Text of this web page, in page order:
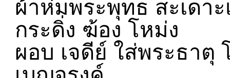
ผ้าห่มพระพุทธ สะเดา
กระดิ่ง ฆ้อง โหม่ง
ผอบ เจดีย์ ใส่พระธาตุ